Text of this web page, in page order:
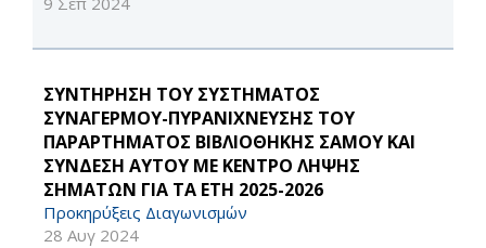
ΣΥΝΤΗΡΗΣΗ ΤΟΥ ΣΥΣΤΗΜΑΤΟΣ
ΣΥΝΑΓΕΡΜΟΥ-ΠΥΡΑΝΙΧΝΕΥΣΗΣ ΤΟΥ
ΠΑΡΑΡΤΗΜΑΤΟΣ ΒΙΒΛΙΟΘΗΚΗΣ ΣΑΜΟΥ ΚΑΙ
ΣΥΝΔΕΣΗ ΑΥΤΟΥ ΜΕ ΚΕΝΤΡΟ ΛΗΨΗΣ
ΣΗΜΑΤΩΝ ΓΙΑ ΤΑ ΕΤΗ 2025-2026
Προκηρύξεις Διαγωνισμών
28 Αυγ 2024